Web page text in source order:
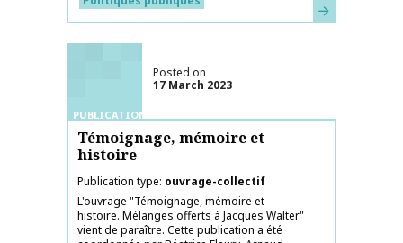
Learn more
PUBLICATIONS
Posted on
17 March 2023
Témoignage, mémoire et
histoire
Publication type ouvrage-collectif
L'ouvrage "Témoignage, mémoire et
histoire. Mélanges offerts à Jacques Walter"
vient de paraître. Cette publication a été